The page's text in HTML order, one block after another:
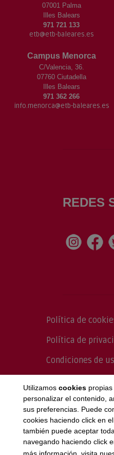
07001 Palma
Illes Balears
971 721 133
etb@etb-baleares.es
Campus Menorca
C/Valencia, 36.
07760 Ciutadella
Illes Balears
971 362 266
info.menorca@etb-baleares.es
REDES
Política de
Política de
Condiciones de
Utilizamos cookiespropias
personalizar el contenido,
sus preferencias. Puede
cookies haciendo click en
también puede aceptar
navegando haciendo click